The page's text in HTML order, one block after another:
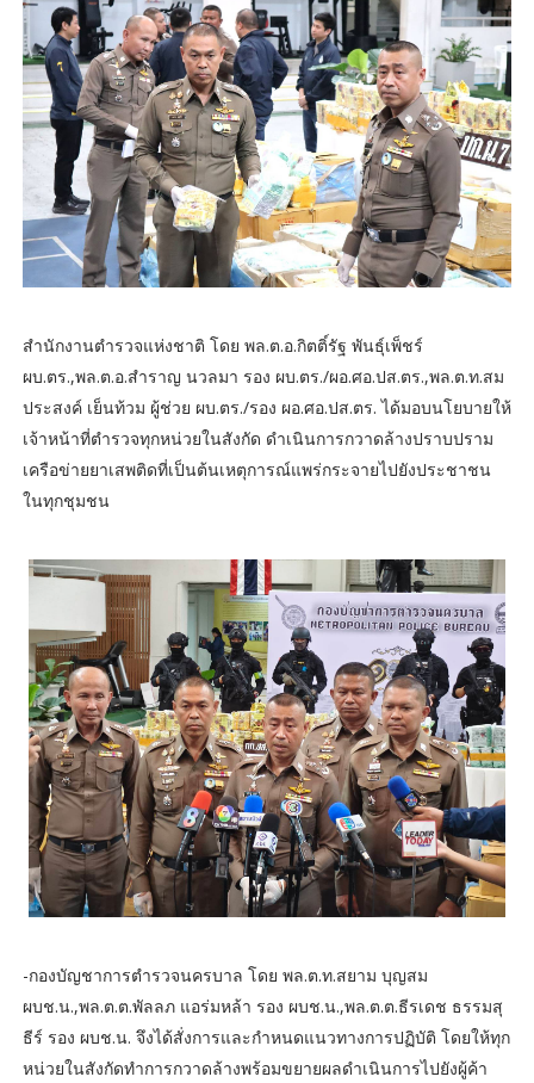
สำนักงานตำรวจแห่งชาติ โดย พล.ต.อ.กิตติ์รัฐ พันธุ์เพ็ชร์
ผบ.ตร.,พล.ต.อ.สำราญ นวลมา รอง ผบ.ตร./ผอ.ศอ.ปส.ตร.,พล.ต.ท.สม
ประสงค์ เย็นท้วม ผู้ช่วย ผบ.ตร./รอง ผอ.ศอ.ปส.ตร. ได้มอบนโยบายให้
เจ้าหน้าที่ตำรวจทุกหน่วยในสังกัด ดำเนินการกวาดล้างปราบปราม
เครือข่ายยาเสพติดที่เป็นต้นเหตุการณ์แพร่กระจายไปยังประชาชน
ในทุกชุมชน
-กองบัญชาการตำรวจนครบาล โดย พล.ต.ท.สยาม บุญสม
ผบช.น.,พล.ต.ต.พัลลภ แอร่มหล้า รอง ผบช.น.,พล.ต.ต.ธีรเดช ธรรมสุ
ธีร์ รอง ผบช.น. จึงได้สั่งการและกำหนดแนวทางการปฏิบัติ โดยให้ทุก
หน่วยในสังกัดทำการกวาดล้างพร้อมขยายผลดำเนินการไปยังผู้ค้า